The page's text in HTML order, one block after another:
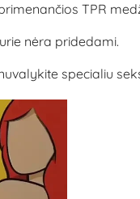
TPR
nėra pridedami.
specialiu